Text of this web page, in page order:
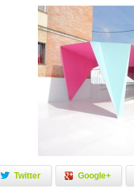
Twitter Google+